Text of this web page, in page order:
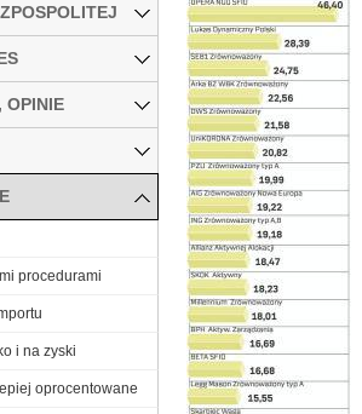
OPINIE
procedurami
i na zyski
oprocentowane